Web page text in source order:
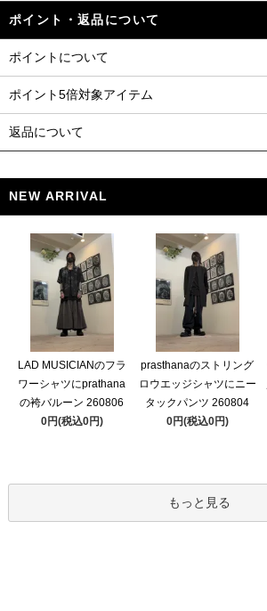
ポイント・返品について
ポイントについて
ポイント5倍対象アイテム
返品について
NEW ARRIVAL
LAD MUSICIANのフラ
ワーシャツにprathana
の袴バルーン 260806
0円(税込0円)
prasthanaのストリング
ロウエッジシャツにニー
タックパンツ 260804
0円(税込0円)
もっと見る